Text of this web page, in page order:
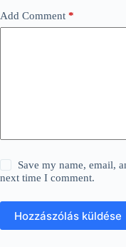
Add Comment *
Save my name, email,
next time I comment.
Hozzászólás küldése